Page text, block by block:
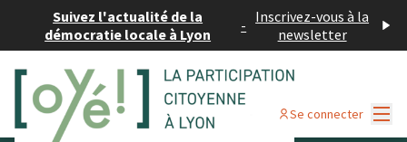
Suivez l'actualité de la
démocratie locale à Lyon
- Inscrivez-vous à la
newsletter
Se connecter